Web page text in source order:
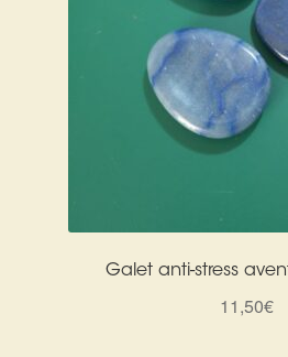
Galet anti-stress
11,50€